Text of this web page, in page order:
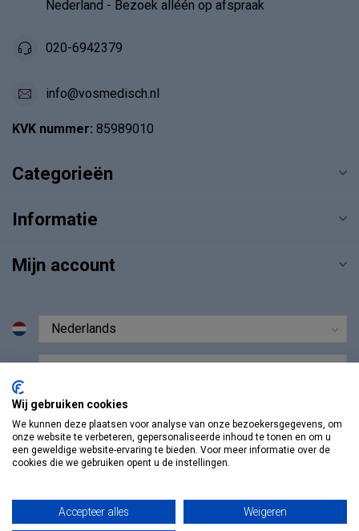
Nederland - Bezoek alléén op afspraak
020-6942379
info@vosmedisch.nl
KVK nummer: 85989010
Categorieën
Informatie
Mijn account
Wij gebruiken cookies
We kunnen deze plaatsen voor analyse van onze bezoekersgegevens, om
onze website te verbeteren, gepersonaliseerde inhoud te tonen en om u
een geweldige website-ervaring te bieden. Voor meer informatie over de
cookies die we gebruiken opent u de instellingen.
Accepteer alles Weigeren